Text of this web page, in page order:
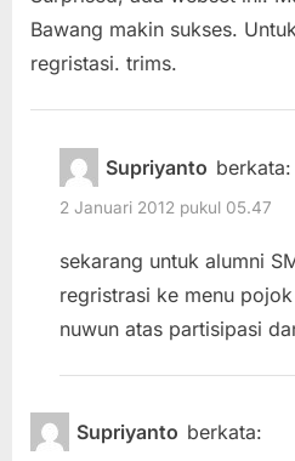
Bawang makin sukses.
regristasi. trims.
Supriyanto berkata:
2 Januari 2012 pukul 05.47
sekarang untuk alumni
regristrasi ke menu
nuwun atas partisipasi
Supriyanto berkata: